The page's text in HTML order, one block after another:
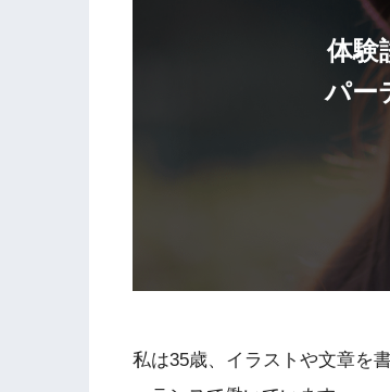
体験
パー
私は35歳、イラストや文章を